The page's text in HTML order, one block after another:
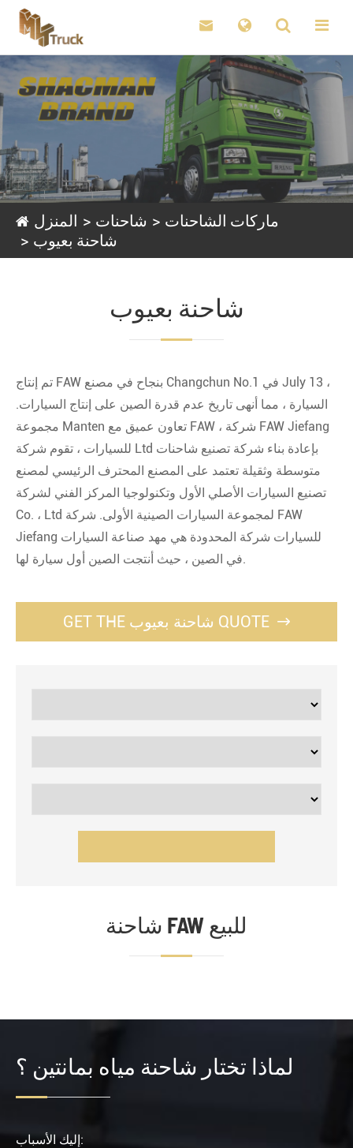

المنزل شاحنات
ماركات الشاحنات
شاحنة بعيوب
شاحنة بعيوب
تم إنتاج FAW بنجاح في مصنع Changchun No.1 في July 13 ،
السيارة ، مما أنهى تاريخ عدم قدرة الصين على إنتاج السيارات.
مجموعة Manten تعاون عميق مع FAW ، شركة FAW Jiefang
للسيارات ، تقوم شركة Ltd بإعادة بناء شركة تصنيع شاحنات
متوسطة وثقيلة تعتمد على المصنع المحترف الرئيسي لمصنع
تصنيع السيارات الأصلي الأول وتكنولوجيا المركز الفني لشركة
Co. ، Ltd لمجموعة السيارات الصينية الأولى. شركة FAW
Jiefang للسيارات شركة المحدودة هي مهد صناعة السيارات
في الصين ، حيث أنتجت الصين أول سيارة لها.
GET THE شاحنة بعيوب QUOTE 
شاحنة FAW للبيع
لماذا تختار شاحنة مياه بمانتين ؟
إليك الأسباب: